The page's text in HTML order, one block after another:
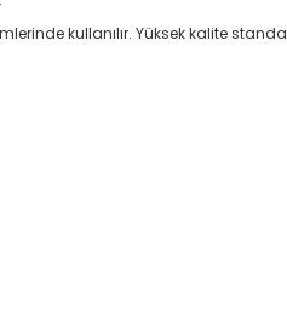
kullanılır. Yüksek kalite